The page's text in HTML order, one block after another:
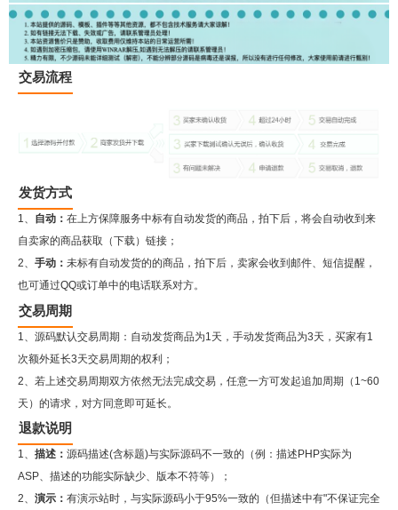
交易流程
发货方式
1、 自动： 在上方保障服务中标有自动发货的商品，拍下后，将会自动收到来
自卖家的商品获取（下载）链接；
2、 手动： 未标有自动发货的的商品，拍下后，卖家会收到邮件、短信提醒，
也可通过QQ或订单中的电话联系对方。
交易周期
1、源码默认交易周期：自动发货商品为1天，手动发货商品为3天，买家有1
次额外延长3天交易周期的权利；
2、若上述交易周期双方依然无法完成交易，任意一方可发起追加周期（1~60
天）的请求，对方同意即可延长。
退款说明
1、 描述： 源码描述(含标题)与实际源码不一致的（例：描述PHP实际为
ASP、描述的功能实际缺少、版本不符等）；
2、 演示： 有演示站时，与实际源码小于95%一致的（但描述中有"不保证完全